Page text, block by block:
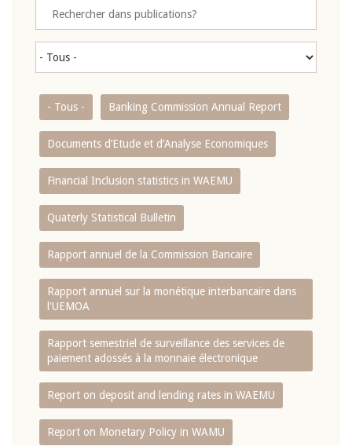
- Tous - Banking Commission Annual Report
Documents d’Etude et d’Analyse Economiques
Financial Inclusion statistics in WAEMU
Quaterly Statistical Bulletin
Rapport annuel de la Commission Bancaire
Rapport annuel sur la monétique interbancaire dans
l'UEMOA
Rapport semestriel de surveillance des services de
paiement adossés à la monnaie électronique
Report on deposit and lending rates in WAEMU
Report on Monetary Policy in WAMU